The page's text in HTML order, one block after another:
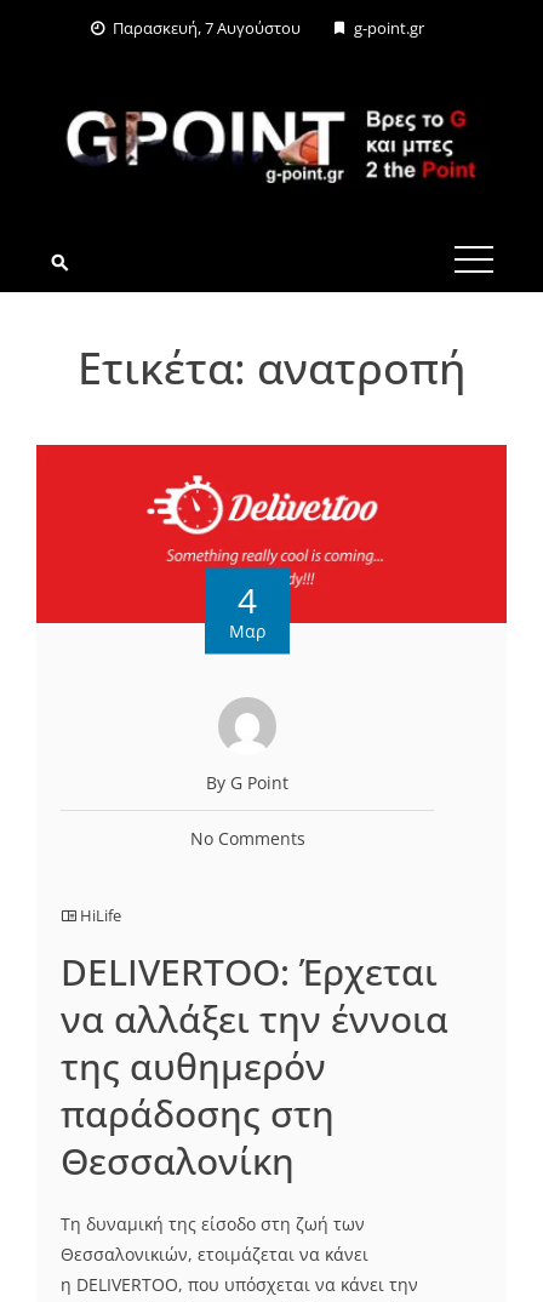
Παρασκευή, 7 Αυγούστου g-point.gr
G-POINT.GR
Ετικέτα: ανατροπή
4
Μαρ
By G Point
No Comments
HiLife
DELIVERTOO: Έρχεται
να αλλάξει την έννοια
της αυθημερόν
παράδοσης στη
Θεσσαλονίκη
Τη δυναμική της είσοδο στη ζωή των
Θεσσαλονικιών, ετοιμάζεται να κάνει
η DELIVERTOO, που υπόσχεται να κάνει την